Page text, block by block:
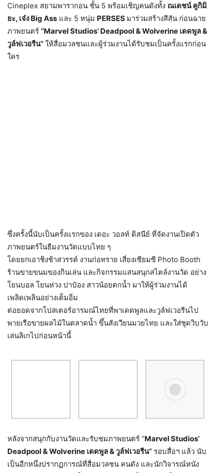
Cineplex สยามพารากอน ชั้น 5 พร้อมเชิญคนดังทั้ง ณเดชน์ คูกิมิ
ยะ, เจ๋ง Big Ass และ 5 หนุ่ม PERSES มาร่วมสร้างสีสัน ก่อนฉาย
ภาพยนตร์ “Marvel Studios’ Deadpool & Wolverine เดดพูล&
วูล์ฟเวอรีน” ให้สื่อมวลชนและผู้ร่วมงานได้รับชมเป็นครั้งแรกก่อน
ใคร
ซึ่งครั้งนี้นับเป็นครั้งแรกของ เดอะ วอลท์ ดิสนีย์ ที่จัดงานเปิดตัว
ภาพยนตร์ในธีมงานวัดแบบไทย ๆ
โดยยกเอาชิงช้าสวรรค์ งานก่อทราย เสี่ยงเซียมซี Photo Booth
ร้านขายขนมของกินเล่น และกิจกรรมแสนสนุกสไตล์งานวัด อย่าง
โยนบอล โยนห่วง ปาป๋อง สาวน้อยตกน้ำ มาให้ผู้ร่วมงานได้
เพลิดเพลินอย่างเต็มอิ่ม
ต่อยอดจากโปสเตอร์อารมณ์ไทยที่พาเดดพูลและวูล์ฟเวอรีนไป
พายเรือขายผลไม้ในตลาดน้ำ ขึ้นสังเวียนมวยไทย และใส่ชุดวิบวับ
เล่นลิเกไปก่อนหน้านี้
หลังจากสนุกกับงานวัดและรับชมภาพยนตร์ “Marvel Studios’
Deadpool & Wolverine เดดพูล&วูล์ฟเวอรีน” รอบสื่อฯ แล้ว นับ
เป็นอีกหนึ่งปรากฏการณ์ที่สื่อมวลชน คนดัง และนักวิจารณ์หนัง